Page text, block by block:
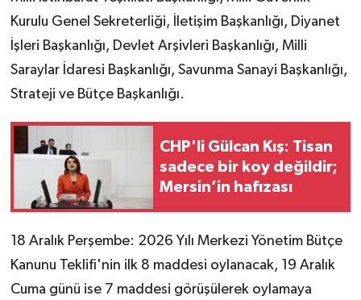
Kurulu Genel Sekreterliği, İletişim Başkanlığı, Diyanet
İşleri Başkanlığı, Devlet Arşivleri Başkanlığı, Milli
Saraylar İdaresi Başkanlığı, Savunma Sanayi Başkanlığı,
Strateji ve Bütçe Başkanlığı.
CHP'li Gülcan Kış: Tisan
sadece bir koy değildir;
Mersin’in hafızası
18 Aralık Perşembe: 2026 Yılı Merkezi Yönetim Bütçe
Kanunu Teklifi'nin ilk 8 maddesi oylanacak, 19 Aralık
Cuma günü ise 7 maddesi görüşülerek oylamaya